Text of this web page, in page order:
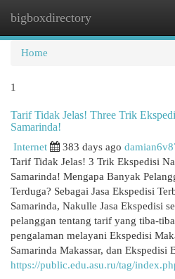
bigboxdirectory
Home
1
Tarif Tidak Jelas! Three Trik
Samarinda!
Internet 383 days ago
Tarif Tidak Jelas! 3 Trik Ekspedisi
Samarinda! Mengapa Banyak
Terduga? Sebagai Jasa Ekspedisi
Samarinda, Nakulle Jasa Ekspedisi
pelanggan tentang tarif yang tiba-
pengalaman melayani Ekspedisi
Samarinda Makassar, dan Ekspedisi
https://public.edu.asu.ru/tag/